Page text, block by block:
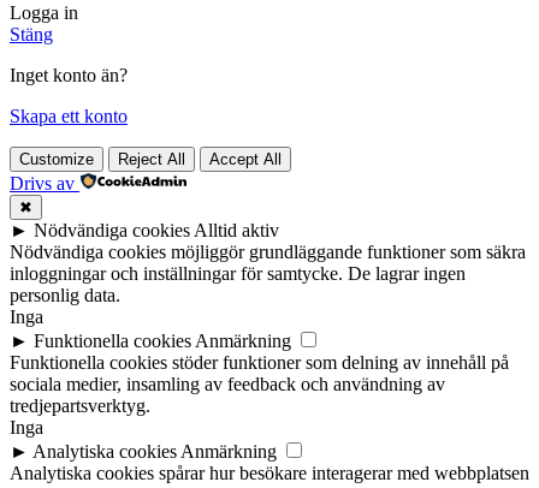
Logga in
Stäng
Inget konto än?
Skapa ett konto
Customize Reject All Accept All
Drivs av
✖
► Nödvändiga cookies Alltid aktiv
Nödvändiga cookies möjliggör grundläggande funktioner som säkra
inloggningar och inställningar för samtycke. De lagrar ingen
personlig data.
Inga
► Funktionella cookies Anmärkning
Funktionella cookies stöder funktioner som delning av innehåll på
sociala medier, insamling av feedback och användning av
tredjepartsverktyg.
Inga
► Analytiska cookies Anmärkning
Analytiska cookies spårar hur besökare interagerar med webbplatsen